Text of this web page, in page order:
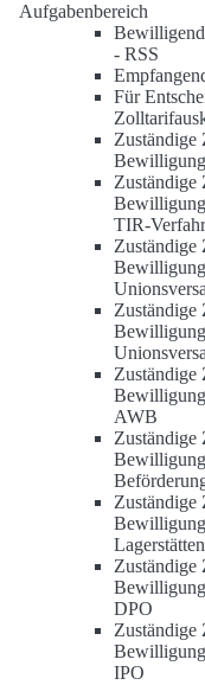
Aufgabenbereich
- RSS
Für
Zuständige
Bewilligung
Zuständige
Bewilligung
TIR-
Zuständige
Bewilligung
Zuständige
Bewilligung
Zuständige
Bewilligung
AWB
Zuständige
Bewilligung
Zuständige
Zuständige
DPO
Zuständige
IPO